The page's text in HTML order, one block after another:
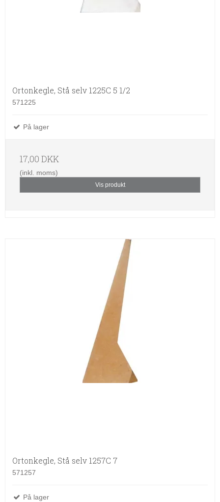
Ortonkegle, Stå selv 1225C 5 1/2
571225
På lager
17,00 DKK
(inkl. moms)
Vis produkt
Ortonkegle, Stå selv 1257C 7
571257
På lager